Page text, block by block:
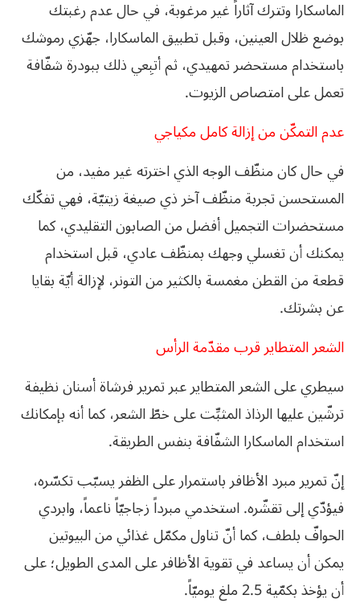
الماسكارا وتترك آثاراً غير مرغوبة، في حال عدم رغبتك
بوضع ظلال العينين، وقبل تطبيق الماسكارا، جهّزي رموشك
باستخدام مستحضر تمهيدي، ثم أتبِعي ذلك ببودرة شفّافة
تعمل على امتصاص الزيوت.
عدم التمكّن من إزالة كامل مكياجي
في حال كان منظّف الوجه الذي اخترته غير مفيد، من
المستحسن تجربة منظّف آخر ذي صيغة زيتيّة، فهي تفكّك
مستحضرات التجميل أفضل من الصابون التقليدي، كما
يمكنك أن تغسلي وجهك بمنظّف عادي، قبل استخدام
قطعة من القطن مغمسة بالكثير من التونر، لإزالة أيّة بقايا
عن بشرتك.
الشعر المتطاير قرب مقدّمة الرأس
سيطري على الشعر المتطاير عبر تمرير فرشاة أسنان نظيفة
ترشّين عليها الرذاذ المثبِّت على خطّ الشعر، كما أنه بإمكانك
استخدام الماسكارا الشفّافة بنفس الطريقة.
إنّ تمرير مبرد الأظافر باستمرار على الظفر يسبّب تكسّره،
فيؤدّي إلى تقشّره. استخدمي مبرداً زجاجيّاً ناعماً، وابردي
الحوافّ بلطف، كما أنّ تناول مكمّل غذائي من البيوتين
يمكن أن يساعد في تقوية الأظافر على المدى الطويل؛ على
أن يؤخذ بكمّية 2.5 ملغ يوميّاً.